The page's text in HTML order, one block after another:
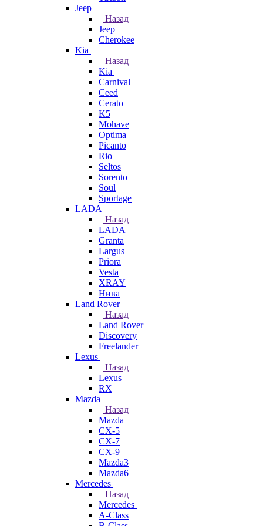
Jeep
Назад
Jeep
Cherokee
Kia
Назад
Kia
Carnival
Ceed
Cerato
K5
Mohave
Optima
Picanto
Rio
Seltos
Sorento
Soul
Sportage
LADA
Назад
LADA
Granta
Largus
Priora
Vesta
XRAY
Нива
Land Rover
Назад
Land Rover
Discovery
Freelander
Lexus
Назад
Lexus
RX
Mazda
Назад
Mazda
CX-5
CX-7
CX-9
Mazda3
Mazda6
Mercedes
Назад
Mercedes
A-Class